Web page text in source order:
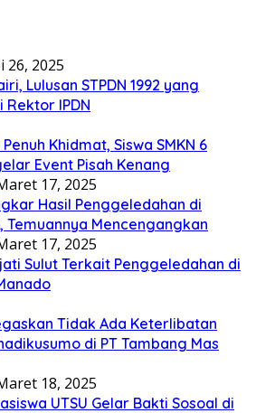
26, 2025
Lulusan STPDN 1992 yang
Rektor IPDN
Khidmat, Siswa SMKN 6
Event Pisah Kenang
17, 2025
Hasil Penggeledahan di
Temuannya Mencengangkan
17, 2025
Sulut Terkait Penggeledahan di
Tidak Ada Keterlibatan
di PT Tambang Mas
18, 2025
UTSU Gelar Bakti Sosoal di